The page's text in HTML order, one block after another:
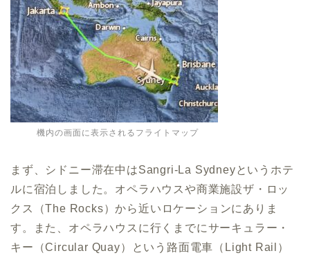
機内の画面に表示されるフライトマップ
まず、シドニー滞在中はSangri-La Sydneyというホテ
ルに宿泊しました。オペラハウスや商業施設ザ・ロッ
クス（The Rocks）から近いロケーションにありま
す。また、オペラハウスに行くまでにサーキュラー・
キー（Circular Quay）という路面電車（Light Rail）